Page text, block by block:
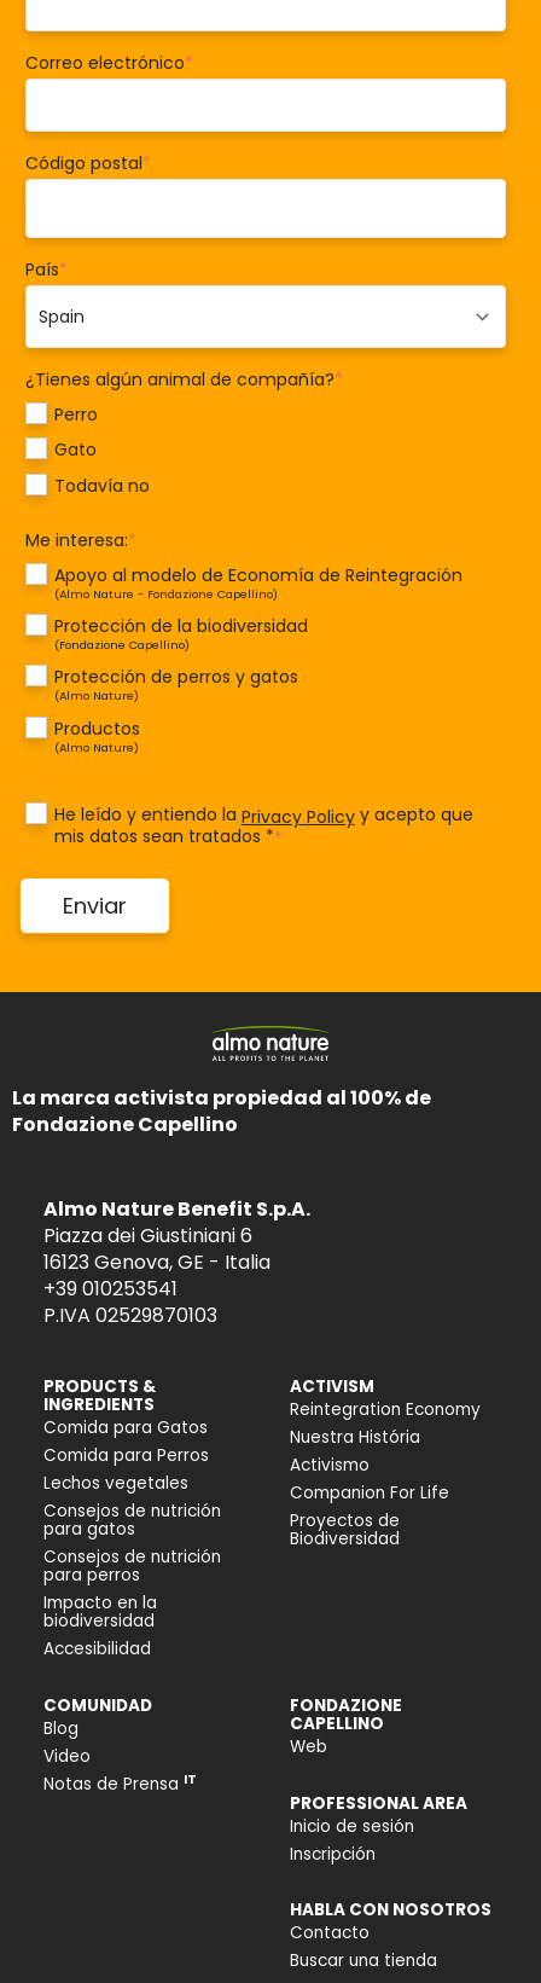
Correo electrónico*
Código postal*
País*
¿Tienes algún animal de compañía?*
Perro
Gato
Todavía no
Me interesa:*
Apoyo al modelo de Economía de Reintegración
(Almo Nature - Fondazione Capellino)
Protección de la biodiversidad
(Fondazione Capellino)
Protección de perros y gatos
(Almo Nature)
Productos
(Almo Nature)
He leído y entiendo la Privacy Policyy acepto que
mis datos sean tratados **
La marca activista propiedad al 100% de
Fondazione Capellino
Almo Nature Benefit S.p.A.
Piazza dei Giustiniani 6
16123 Genova, GE - Italia
+39 010253541
P.IVA 02529870103
PRODUCTS &
INGREDIENTS
Comida para Gatos
Comida para Perros
Lechos vegetales
Consejos de nutrición
para gatos
Consejos de nutrición
para perros
Impacto en la
biodiversidad
Accesibilidad
ACTIVISM
Reintegration Economy
Nuestra História
Activismo
Companion For Life
Proyectos de
Biodiversidad
COMUNIDAD
Blog
Video
Notas de Prensa IT
FONDAZIONE
CAPELLINO
Web
PROFESSIONAL AREA
Inicio de sesión
Inscripción
HABLA CON NOSOTROS
Contacto
Buscar una tienda